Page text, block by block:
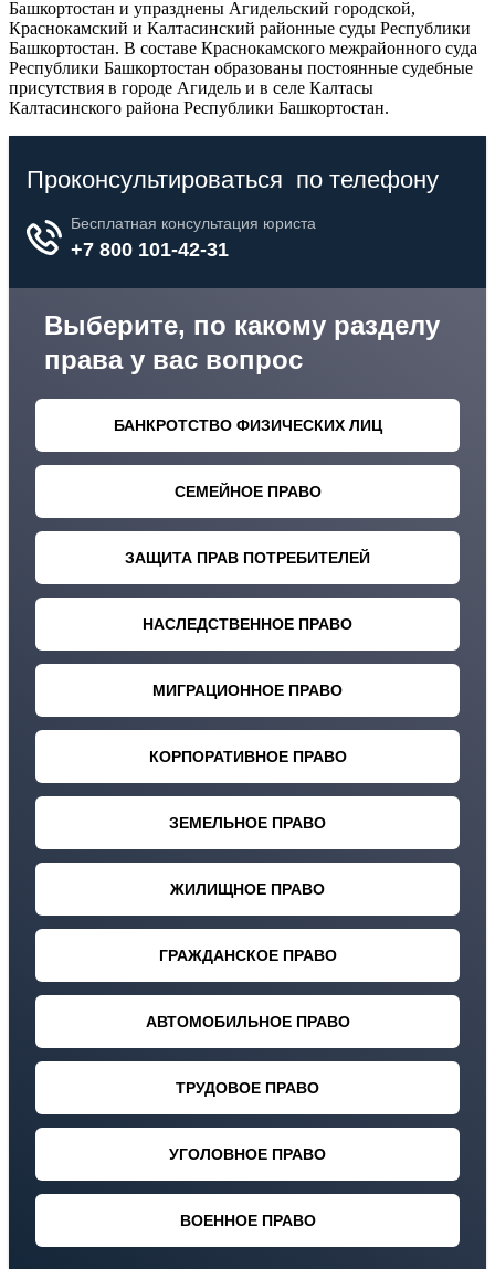
Башкортостан и упразднены Агидельский городской,
Краснокамский и Калтасинский районные суды Республики
Башкортостан. В составе Краснокамского межрайонного суда
Республики Башкортостан образованы постоянные судебные
присутствия в городе Агидель и в селе Калтасы
Калтасинского района Республики Башкортостан.